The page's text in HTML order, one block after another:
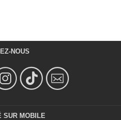
NOUS
SUR MOBILE